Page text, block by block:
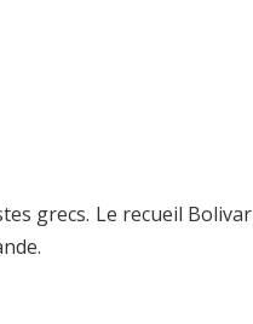
grecs. Le recueil Bolivar